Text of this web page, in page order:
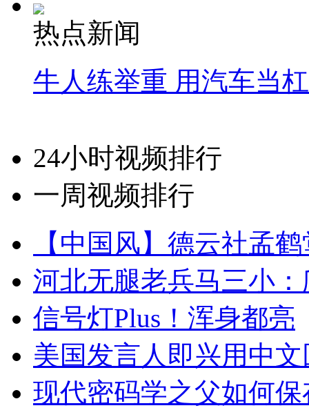
热点新闻
牛人练举重 用汽车当
24小时视频排行
一周视频排行
【中国风】德云社孟
河北无腿老兵马三小
信号灯Plus！浑身都亮
美国发言人即兴用中
现代密码学之父如何